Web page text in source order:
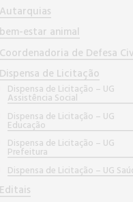
Autarquias
bem-estar animal
Coordenadoria de Defesa
Dispensa de Licitação
Dispensa de Licitação – UG
Assistência Social
Dispensa de Licitação – UG
Educação
Dispensa de Licitação – UG
Prefeitura
Dispensa de Licitação – UG
Editais